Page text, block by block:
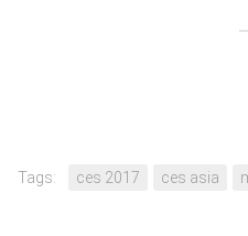
Tags: ces 2017 ces asia